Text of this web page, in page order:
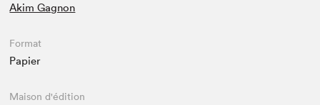
Akim Gagnon
Format
Papier
Maison d'édition